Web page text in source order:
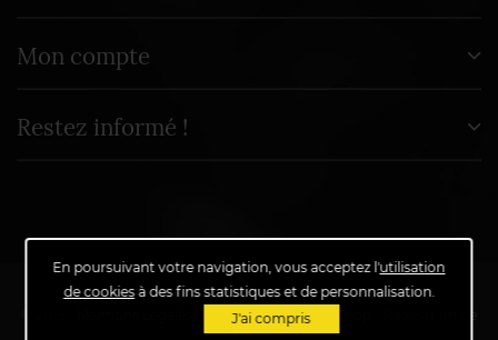
En poursuivant votre navigation, vous acceptez l'utilisation
de cookiesà des fins statistiques et de personnalisation.
J'ai compris
Mon compte
Restez informé !
Propulsé parPrestaShop
SolutioNet